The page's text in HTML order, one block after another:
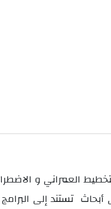
العمراني و
أبحاث تستند إلى